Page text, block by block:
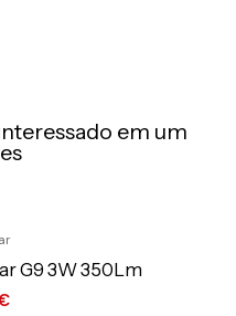
em um
G9 3W 350Lm